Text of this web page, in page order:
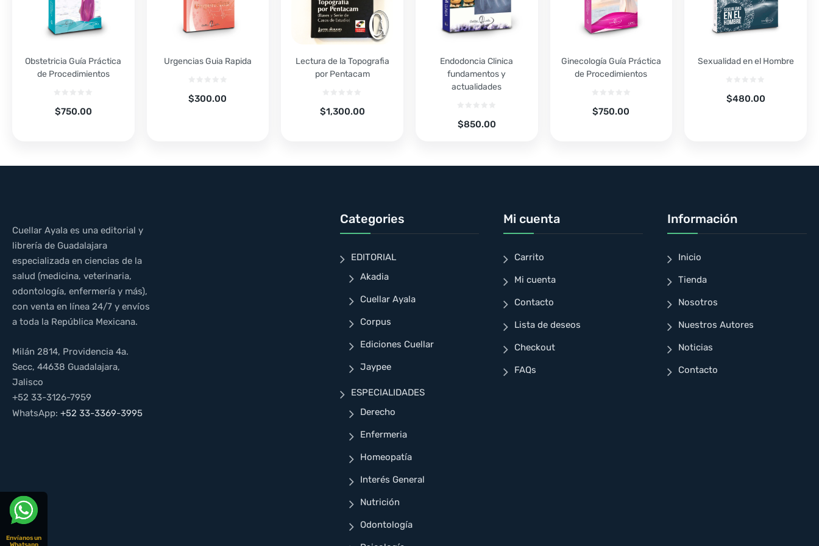
Obstetricia Guía Práctica
de Procedimientos
$750.00
Urgencias Guia Rapida
$300.00
Lectura de la Topografia
por Pentacam
$1,300.00
Endodoncia Clinica
fundamentos y
actualidades
$850.00
Ginecología Guía Práctica
de Procedimientos
$750.00
Sexualidad en el Hombre
$480.00
Cuellar Ayala es una editorial y
librería de Guadalajara
especializada en ciencias de la
salud (medicina, veterinaria,
odontología, enfermería y más),
con venta en línea 24/7 y envíos
a toda la República Mexicana.
Milán 2814, Providencia 4a.
Secc, 44638 Guadalajara,
Jalisco
+52 33-3126-7959
WhatsApp: +52 33-3369-3995
Categories
EDITORIAL
Akadia
Cuellar Ayala
Corpus
Ediciones Cuellar
Jaypee
ESPECIALIDADES
Derecho
Enfermeria
Homeopatía
Interés General
Nutrición
Odontología
Mi cuenta
Carrito
Mi cuenta
Contacto
Lista de deseos
Checkout
FAQs
Información
Inicio
Tienda
Nosotros
Nuestros Autores
Noticias
Contacto
Envíanos un